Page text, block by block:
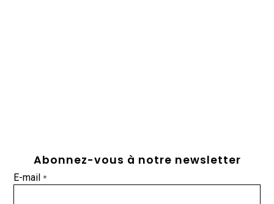
Abonnez-vous à notre newsletter
E-mail*